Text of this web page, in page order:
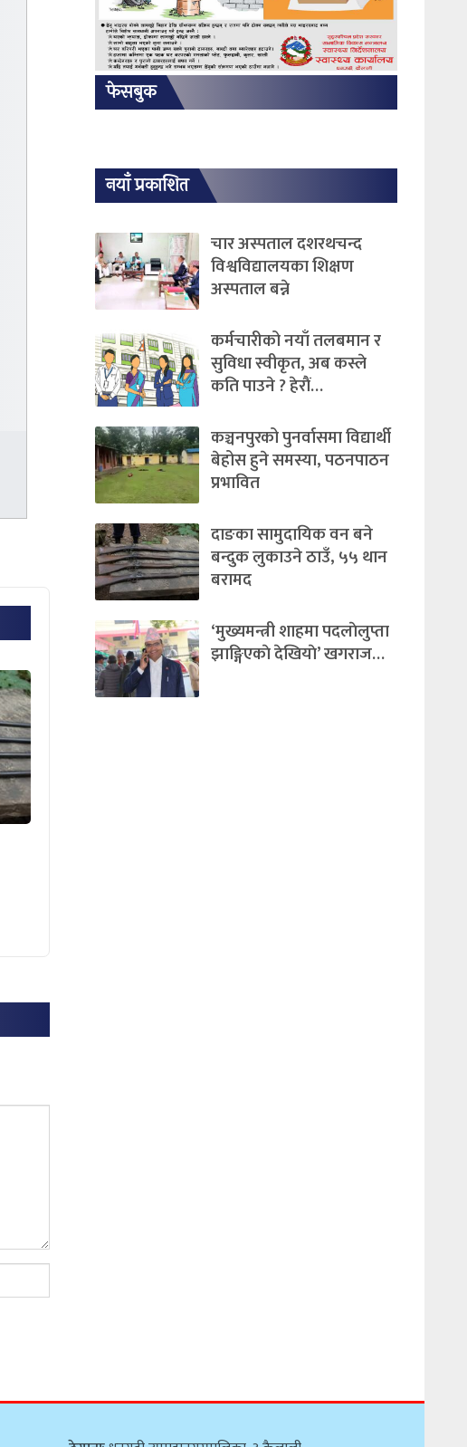
फेसबुक
नयाँ प्रकाशित
चार अस्पताल दशरथचन्द
विश्वविद्यालयका शिक्षण
अस्पताल बन्ने
कर्मचारीको नयाँ तलबमान र
सुविधा स्वीकृत, अब कस्ले
कति पाउने ? हेराैं…
कञ्चनपुरको पुनर्वासमा विद्यार्थी
बेहोस हुने समस्या, पठनपाठन
प्रभावित
दाङका सामुदायिक वन बने
बन्दुक लुकाउने ठाउँ, ५५ थान
बरामद
‘मुख्यमन्त्री शाहमा पदलाेलुप्ता
झाङ्गिएकाे देखियाे’ खगराज…